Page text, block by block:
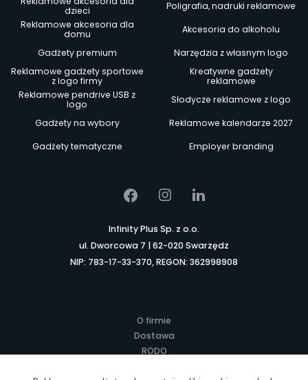
dzieci
Poligrafia, nadruki reklamowe
Reklamowe akcesoria dla
domu
Akcesoria do alkoholu
Gadżety premium
Narzędzia z własnym logo
Reklamowe gadżety sportowe
z logo firmy
Kreatywne gadżety
reklamowe
Reklamowe pendrive USB z
logo
Słodycze reklamowe z logo
Gadżety na wybory
Reklamowe kalendarze 2027
Gadżety tematyczne
Employer branding
Infinity Plus Sp. z o.o.
ul. Dworcowa 7 | 62-020 Swarzędz
NIP: 783-17-33-370, REGON: 362998908
O firmie
Dostawa
RODO